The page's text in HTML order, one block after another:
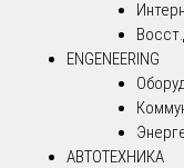
ENGENEERING
АВТОТЕХНИКА